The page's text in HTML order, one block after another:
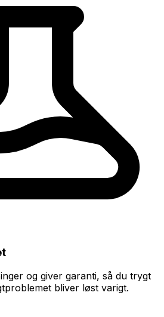
og giver garanti, så du trygt
bliver løst varigt.